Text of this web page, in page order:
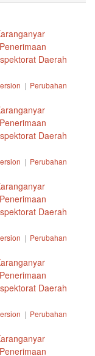
Daerah
| Perubahan
Daerah
| Perubahan
Daerah
| Perubahan
Daerah
| Perubahan